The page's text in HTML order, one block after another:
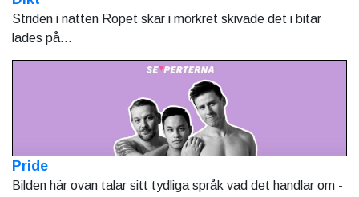
Striden i natten Ropet skar i mörkret skivade det i bitar
lades på...
Pride
Bilden här ovan talar sitt tydliga språk vad det handlar om -